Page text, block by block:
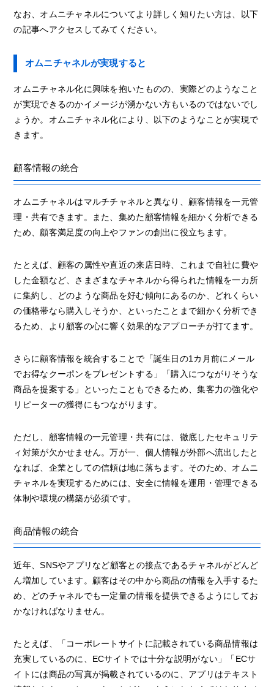
なお、オムニチャネルについてより詳しく知りたい方は、以下
の記事へアクセスしてみてください。
オムニチャネルが実現すると
オムニチャネル化に興味を抱いたものの、実際どのようなこと
が実現できるのかイメージが湧かない方もいるのではないでし
ょうか。オムニチャネル化により、以下のようなことが実現で
きます。
顧客情報の統合
オムニチャネルはマルチチャネルと異なり、顧客情報を一元管
理・共有できます。また、集めた顧客情報を細かく分析できる
ため、顧客満足度の向上やファンの創出に役立ちます。
たとえば、顧客の属性や直近の来店日時、これまで自社に費や
した金額など、さまざまなチャネルから得られた情報を一カ所
に集約し、どのような商品を好む傾向にあるのか、どれくらい
の価格帯なら購入しそうか、といったことまで細かく分析でき
るため、より顧客の心に響く効果的なアプローチが打てます。
さらに顧客情報を統合することで「誕生日の1カ月前にメール
でお得なクーポンをプレゼントする」「購入につながりそうな
商品を提案する」といったこともできるため、集客力の強化や
リピーターの獲得にもつながります。
ただし、顧客情報の一元管理・共有には、徹底したセキュリテ
ィ対策が欠かせません。万が一、個人情報が外部へ流出したと
なれば、企業としての信頼は地に落ちます。そのため、オムニ
チャネルを実現するためには、安全に情報を運用・管理できる
体制や環境の構築が必須です。
商品情報の統合
近年、SNSやアプリなど顧客との接点であるチャネルがどんど
ん増加しています。顧客はその中から商品の情報を入手するた
め、どのチャネルでも一定量の情報を提供できるようにしてお
かなければなりません。
たとえば、「コーポレートサイトに記載されている商品情報は
充実しているのに、ECサイトでは十分な説明がない」「ECサ
イトには商品の写真が掲載されているのに、アプリはテキスト